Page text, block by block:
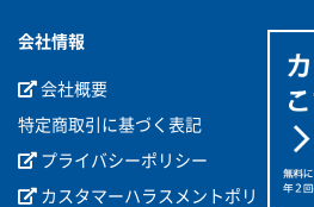
会社情報
会社概要
特定商取引に基づく表記
プライバシーポリシー
カスタマーハラスメントポリ